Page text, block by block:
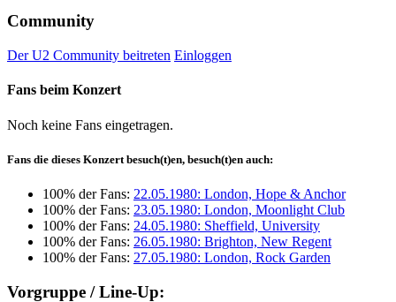
Community
Der U2 Community beitreten Einloggen
Fans beim Konzert
Noch keine Fans eingetragen.
Fans die dieses Konzert besuch(t)en, besuch(t)en auch:
100% der Fans: 22.05.1980: London, Hope & Anchor
100% der Fans: 23.05.1980: London, Moonlight Club
100% der Fans: 24.05.1980: Sheffield, University
100% der Fans: 26.05.1980: Brighton, New Regent
100% der Fans: 27.05.1980: London, Rock Garden
Vorgruppe / Line-Up: